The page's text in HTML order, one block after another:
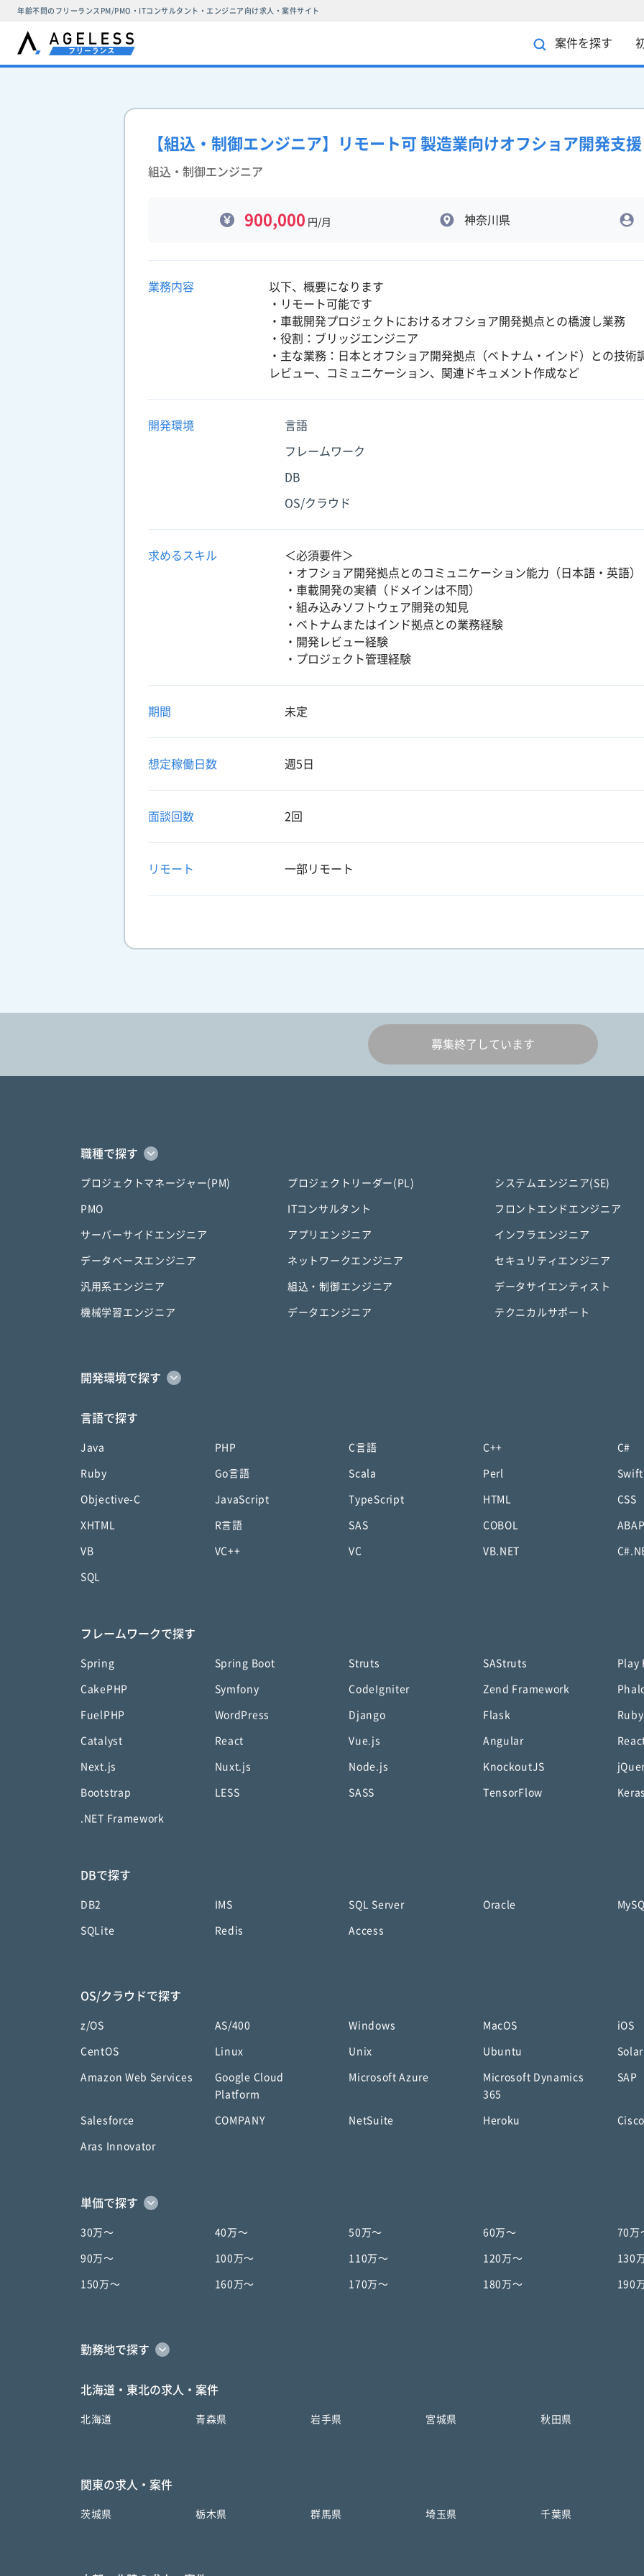
年齢不問のフリーランスPM/PMO・ITコンサルタント・エンジニア向け求人・案件サイト
案件を探す
【組込・制御エンジニア】リモート可 製造業向けオフショア開発支援
組込・制御エンジニア
900,000 円/月 神奈川県
業務内容
以下、概要になります
・リモート可能です
・車載開発プロジェクトにおけるオフショア開発拠点との橋渡し業務
・役割：ブリッジエンジニア
・主な業務：日本とオフショア開発拠点（ベトナム・インド）との技
レビュー、コミュニケーション、関連ドキュメント作成など
開発環境 言語
フレームワーク
DB
OS/クラウド
求めるスキル
＜必須要件＞
・オフショア開発拠点とのコミュニケーション能力（日本語・英語）
・車載開発の実績（ドメインは不問）
・組み込みソフトウェア開発の知見
・ベトナムまたはインド拠点との業務経験
・開発レビュー経験
・プロジェクト管理経験
期間 未定
想定稼働日数 週5日
面談回数 2回
リモート 一部リモート
募集終了しています
職種で探す
プロジェクトマネージャー(PM) プロジェクトリーダー(PL) システムエンジニア(SE)
PMO ITコンサルタント フロントエンドエンジニア
サーバーサイドエンジニア アプリエンジニア インフラエンジニア
データベースエンジニア ネットワークエンジニア セキュリティエンジニア
汎用系エンジニア 組込・制御エンジニア データサイエンティスト
機械学習エンジニア データエンジニア テクニカルサポート
開発環境で探す
言語で探す
Java PHP C言語 C++ C#
Ruby Go言語 Scala Perl Swift
Objective-C JavaScript TypeScript HTML CSS
XHTML R言語 SAS COBOL ABAP
VB VC++ VC VB.NET
SQL
フレームワークで探す
Spring Spring Boot Struts SAStruts Play
CakePHP Symfony CodeIgniter Zend Framework
FuelPHP WordPress Django Flask
Catalyst React Vue.js Angular
Next.js Nuxt.js Node.js KnockoutJS
Bootstrap LESS SASS TensorFlow Keras
.NET Framework
DBで探す
DB2 IMS SQL Server Oracle
SQLite Redis Access
OS/クラウドで探す
z/OS AS/400 Windows MacOS iOS
CentOS Linux Unix Ubuntu
Amazon Web Services
Google Cloud
Platform
Microsoft Azure
Microsoft Dynamics
365
SAP
Salesforce COMPANY NetSuite Heroku Cisco
Aras Innovator
単価で探す
30万〜 40万〜 50万〜 60万〜 70万
90万〜 100万〜 110万〜 120万〜 130
150万〜 160万〜 170万〜 180万〜 190
勤務地で探す
北海道・東北の求人・案件
北海道 青森県 岩手県 宮城県 秋田県
関東の求人・案件
茨城県 栃木県 群馬県 埼玉県 千葉県